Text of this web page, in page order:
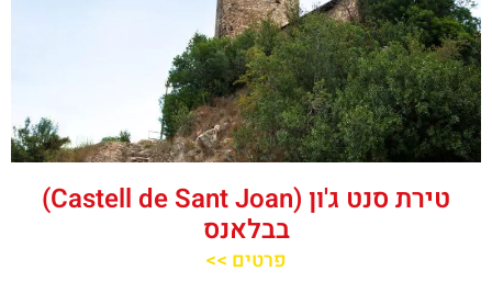
טירת סנט ג'ון (Castell de Sant Joan)
בבלאנס
פרטים >>